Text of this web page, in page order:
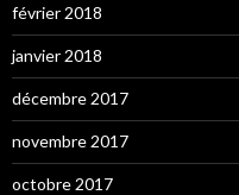
février 2018
janvier 2018
décembre 2017
novembre 2017
octobre 2017